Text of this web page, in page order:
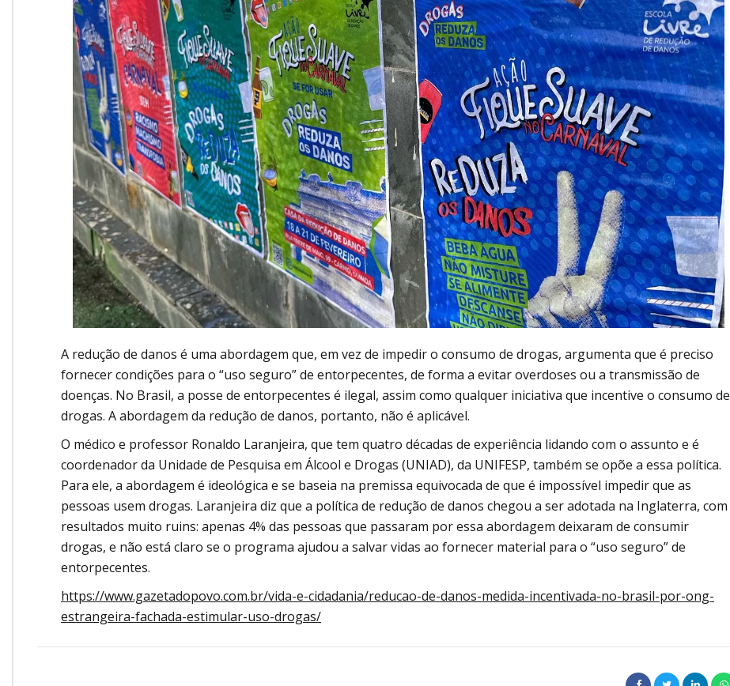
Griffith Edwards
A redução de danos é uma abordagem que, em vez de impedir o consumo de drogas, argumenta que é preciso
fornecer condições para o “uso seguro” de entorpecentes, de forma a evitar overdoses ou a transmissão de
doenças. No Brasil, a posse de entorpecentes é ilegal, assim como qualquer iniciativa que incentive o consumo de
drogas. A abordagem da redução de danos, portanto, não é aplicável.
O médico e professor Ronaldo Laranjeira, que tem quatro décadas de experiência lidando com o assunto e é
coordenador da Unidade de Pesquisa em Álcool e Drogas (UNIAD), da UNIFESP, também se opõe a essa política.
Para ele, a abordagem é ideológica e se baseia na premissa equivocada de que é impossível impedir que as
pessoas usem drogas. Laranjeira diz que a política de redução de danos chegou a ser adotada na Inglaterra, com
resultados muito ruins: apenas 4% das pessoas que passaram por essa abordagem deixaram de consumir
drogas, e não está claro se o programa ajudou a salvar vidas ao fornecer material para o “uso seguro” de
entorpecentes.
https://www.gazetadopovo.com.br/vida-e-cidadania/reducao-de-danos-medida-incentivada-no-brasil-por-ong-
estrangeira-fachada-estimular-uso-drogas/